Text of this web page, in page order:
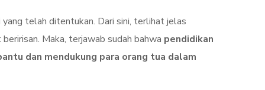
telah ditentukan. Dari sini, terlihat jelas
Maka, terjawab sudah bahwa pendidikan
dan mendukung para orang tua dalam